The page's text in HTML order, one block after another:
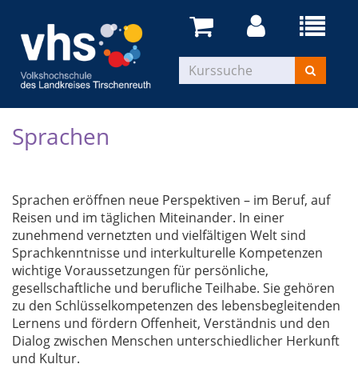
Sprachen
Sprachen eröffnen neue Perspektiven – im Beruf, auf
Reisen und im täglichen Miteinander. In einer
zunehmend vernetzten und vielfältigen Welt sind
Sprachkenntnisse und interkulturelle Kompetenzen
wichtige Voraussetzungen für persönliche,
gesellschaftliche und berufliche Teilhabe. Sie gehören
zu den Schlüsselkompetenzen des lebensbegleitenden
Lernens und fördern Offenheit, Verständnis und den
Dialog zwischen Menschen unterschiedlicher Herkunft
und Kultur.